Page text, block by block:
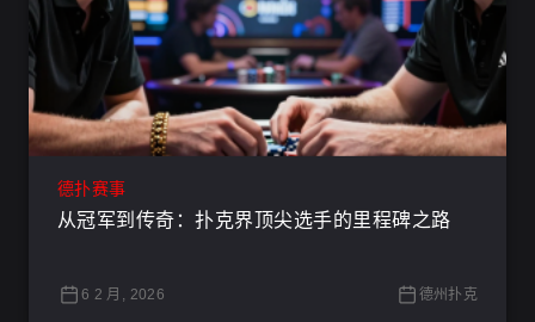
德扑赛事
从冠军到传奇：扑克界顶尖选手的里程碑之路
6 2 月, 2026 德州扑克